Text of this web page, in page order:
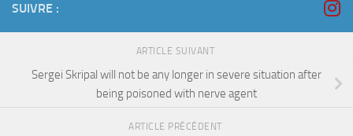
SUIVRE :
ARTICLE SUIVANT
Sergei Skripal will not be any longer in severe situation after
being poisoned with nerve agent
ARTICLE PRÉCÉDENT